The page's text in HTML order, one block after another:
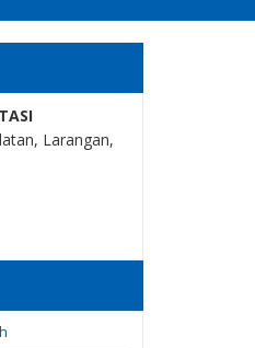
Larangan,